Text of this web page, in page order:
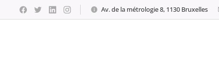
Av. de la métrologie 8, 1130 Bruxelles